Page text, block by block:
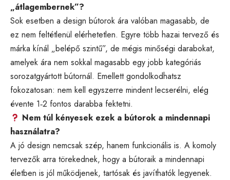
„átlagembernek”?
Sok esetben a design bútorok ára valóban magasabb, de
ez nem feltétlenül elérhetetlen. Egyre több hazai tervező és
márka kínál „belépő szintű”, de mégis minőségi darabokat,
amelyek ára nem sokkal magasabb egy jobb kategóriás
sorozatgyártott bútornál. Emellett gondolkodhatsz
fokozatosan: nem kell egyszerre mindent lecserélni, elég
évente 1‑2 fontos darabba fektetni.
Nem túl kényesek ezek a bútorok a mindennapi
használatra?
A jó design nemcsak szép, hanem funkcionális is. A komoly
tervezők arra törekednek, hogy a bútoraik a mindennapi
életben is jól működjenek, tartósak és javíthatók legyenek.